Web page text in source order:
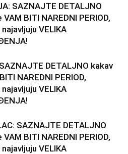
SAZNAJTE DETALJNO
BITI NAREDNI PERIOD,
VELIKA
DETALJNO kakav
NAREDNI PERIOD,
VELIKA
SAZNAJTE DETALJNO
BITI NAREDNI PERIOD,
VELIKA